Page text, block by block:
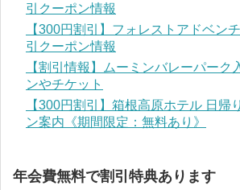
引クーポン情報
【300円割引】フォレストアドベン
引クーポン情報
【割引情報】ムーミンバレーパーク
ンやチケット
【300円割引】箱根高原ホテル 日帰
ン案内《期間限定：無料あり》
年会費無料で割引特典あります